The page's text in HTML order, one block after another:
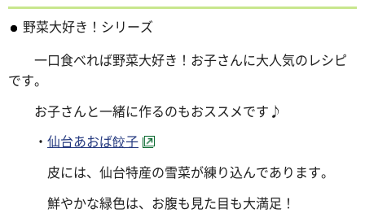
野菜大好き！シリーズ
一口食べれば野菜大好き！お子さんに大人気のレシピ
です。
お子さんと一緒に作るのもおススメです♪
・ 仙台あおば餃子
皮には、仙台特産の雪菜が練り込んであります。
鮮やかな緑色は、お腹も見た目も大満足！